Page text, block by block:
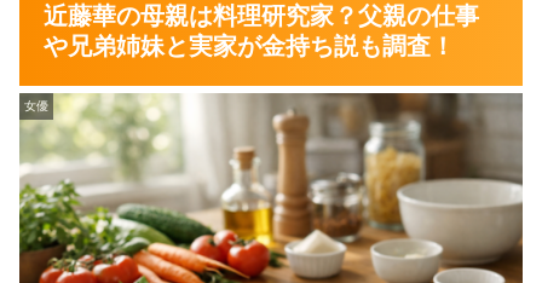
近藤華の母親は料理研究家？父親の仕事
や兄弟姉妹と実家が金持ち説も調査！
女優